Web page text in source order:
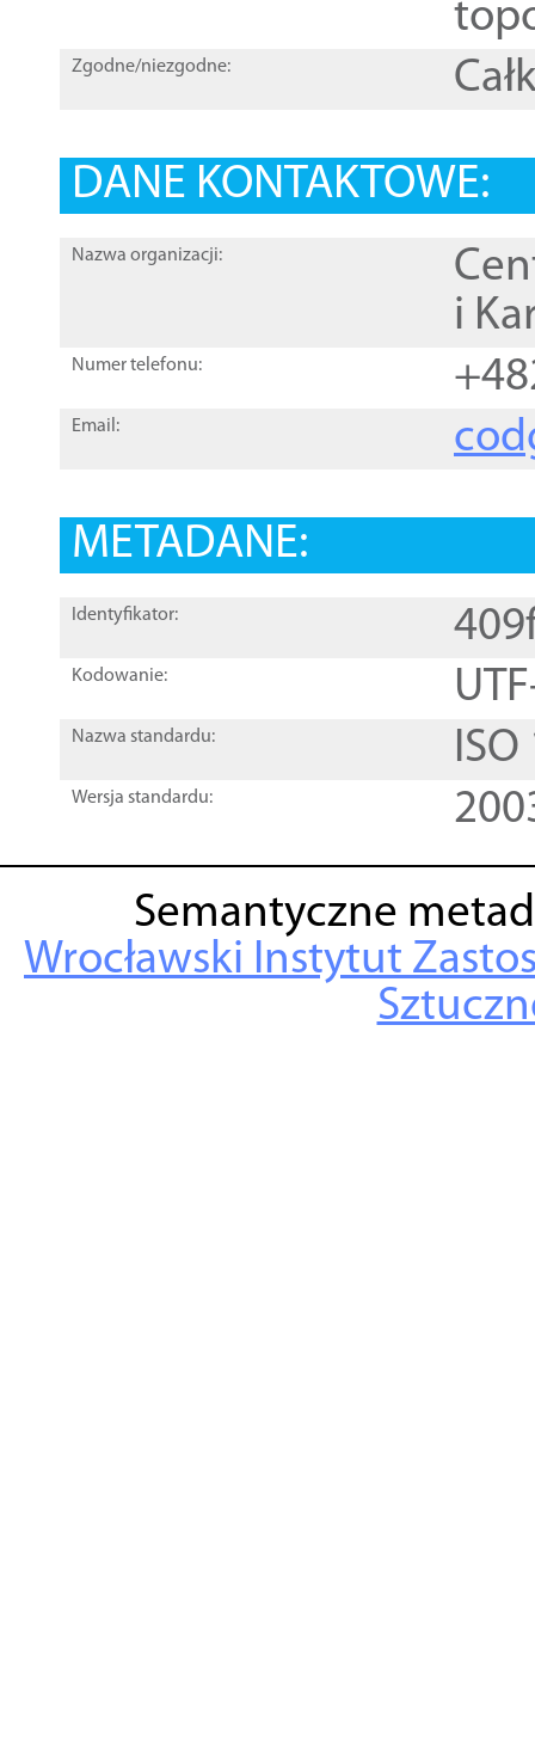
Zgodne/niezgodne:
DANE KONTAKTOWE:
Nazwa organizacji:
i
Numer telefonu:
Email:
METADANE:
Identyfikator:
Kodowanie:
Nazwa standardu:
Wersja standardu:
Semantyczne
Wrocławski Instytut